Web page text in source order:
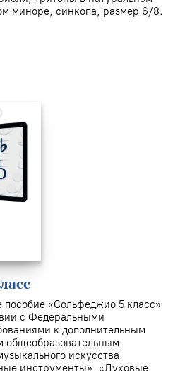
миноре, синкопа, размер 6/8.
пособие «Сольфеджио 5 класс»
с Федеральными
к дополнительным
общеобразовательным
искусства
инструменты», «Духовые